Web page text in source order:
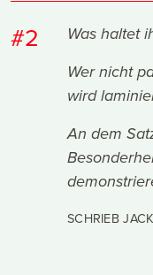
#2
Was haltet
Wer nicht
wird
An dem
SCHRIEB